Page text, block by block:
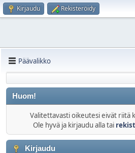
Kirjaudu Rekisteröidy
Päävalikko
Huom!
Valitettavasti oikeutesi eivät riitä
Ole hyvä ja kirjaudu alla tai
Kirjaudu